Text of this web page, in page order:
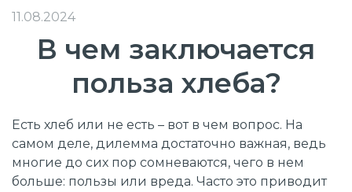
11.08.2024
В чем заключается
польза хлеба?
Есть хлеб или не есть – вот в чем вопрос. На
самом деле, дилемма достаточно важная, ведь
многие до сих пор сомневаются, чего в нем
больше: пользы или вреда. Часто это приводит